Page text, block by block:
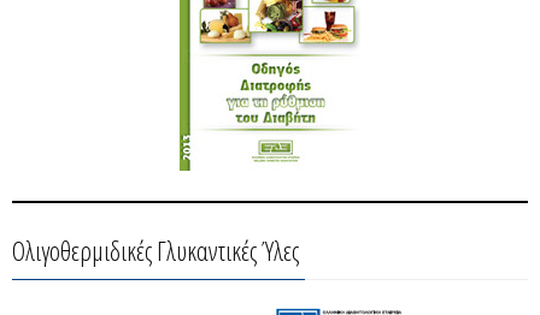
Ολιγοθερμιδικές Γλυκαντικές Ύλες